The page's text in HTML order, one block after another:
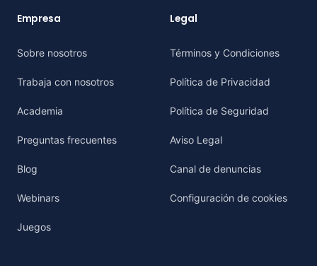
Empresa
Sobre nosotros
Trabaja con nosotros
Academia
Preguntas frecuentes
Blog
Webinars
Juegos
Legal
Términos y Condiciones
Política de Privacidad
Política de Seguridad
Aviso Legal
Canal de denuncias
Configuración de cookies